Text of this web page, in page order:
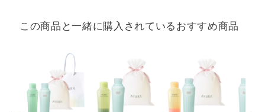
この商品と一緒に購入されているおすすめ商品